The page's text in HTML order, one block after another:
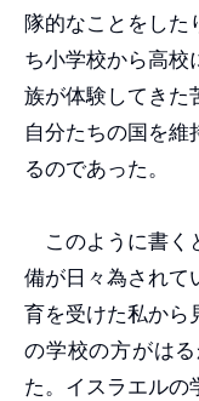
隊的なことをした
ち小学校から高校
族が体験してきた
自分たちの国を維
るのであった。
このように書く
備が日々為されて
育を受けた私から
の学校の方がは
た。イスラエルの